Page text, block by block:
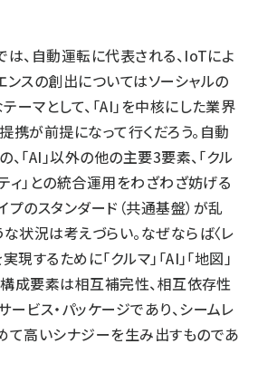
は、自動運転に代表される、IoTによ
ンスの創出についてはソーシャルの
マとして、「AI」を中核にした業界
携が前提になって行くだろう。自動
「AI」以外の他の主要3要素、「クル
ティ」との統合運用をわざわざ妨げる
のスタンダード（共通基盤）が乱
状況は考えづらい。なぜならば〈レ
するために「クルマ」「AI」「地図」
構成要素は相互補完性、相互依存性
ビス・パッケージであり、シームレ
て高いシナジーを生み出すものであ